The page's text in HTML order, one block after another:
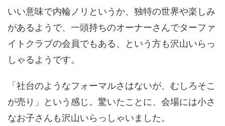
いい意味で内輪ノリというか、独特の世界や楽しみ
があるようで、一頭持ちのオーナーさんでターファ
イトクラブの会員でもある、という方も沢山いらっ
しゃるようです。
「社台のようなフォーマルさはないが、むしろそこ
が売り」という感じ。驚いたことに、会場には小さ
なお子さんも沢山いらっしゃいました。